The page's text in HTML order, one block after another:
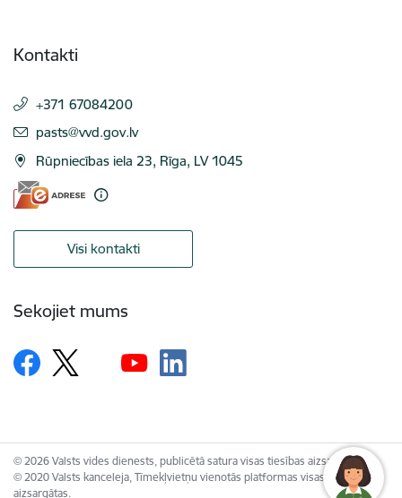
Kontakti
+371 67084200
E-pasts:
pasts@vvd.gov.lv
Rūpniecības iela 23, Rīga, LV 1045
Visi kontakti
Sekojiet mums
© 2026 Valsts vides dienests, publicētā satura visas tiesības aizsargātas.
© 2020 Valsts kanceleja, Tīmekļvietņu vienotās platformas visas tiesības
aizsargātas.